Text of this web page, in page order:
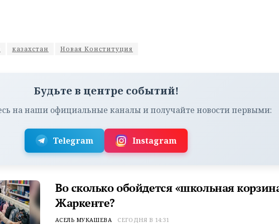
казахстан Новая Конституция
Будьте в центре событий!
на наши официальные каналы и получайте новости первыми:
Telegram Instagram
Во сколько обойдется «школьная
Жаркенте?
АСЕЛЬ МУКАШЕВА СЕГОДНЯ В 14:31